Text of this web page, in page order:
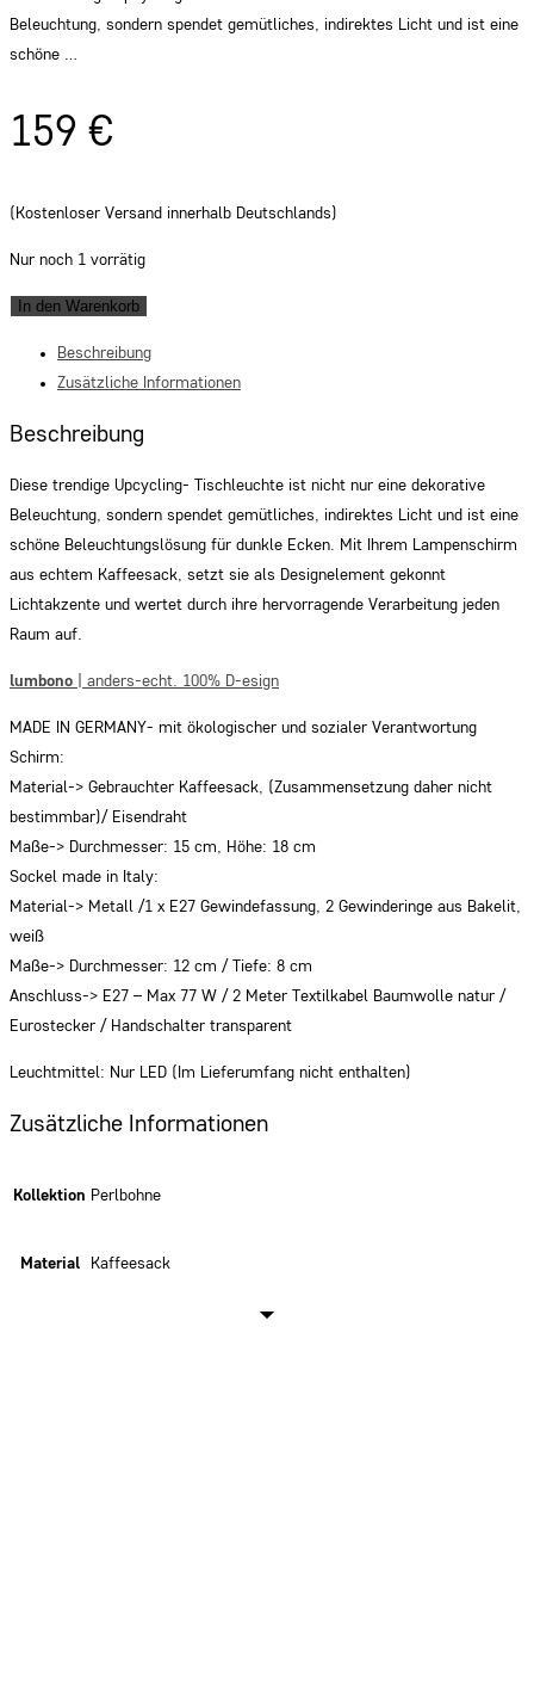
Beleuchtung, sondern spendet gemütliches, indirektes Licht und ist eine
schöne …
159 €
(Kostenloser Versand innerhalb Deutschlands)
Nur noch 1 vorrätig
Tischleuchte
Perlbohne
Kaffeesack
In den Warenkorb
Beschreibung
Zusätzliche Informationen
Beschreibung
Diese trendige Upcycling- Tischleuchte ist nicht nur eine dekorative
Beleuchtung, sondern spendet gemütliches, indirektes Licht und ist eine
schöne Beleuchtungslösung für dunkle Ecken. Mit Ihrem Lampenschirm
aus echtem Kaffeesack, setzt sie als Designelement gekonnt
Lichtakzente und wertet durch ihre hervorragende Verarbeitung jeden
Raum auf.
lumbono | anders-echt. 100% D-esign
MADE IN GERMANY- mit ökologischer und sozialer Verantwortung
Schirm:
Material-> Gebrauchter Kaffeesack, (Zusammensetzung daher nicht
bestimmbar)/ Eisendraht
Maße-> Durchmesser: 15 cm, Höhe: 18 cm
Sockel made in Italy:
Material-> Metall /1 x E27 Gewindefassung, 2 Gewinderinge aus Bakelit,
weiß
Maße-> Durchmesser: 12 cm / Tiefe: 8 cm
Anschluss-> E27 – Max 77 W / 2 Meter Textilkabel Baumwolle natur /
Eurostecker / Handschalter transparent
Leuchtmittel: Nur LED (Im Lieferumfang nicht enthalten)
Zusätzliche Informationen
Kollektion Perlbohne
Material Kaffeesack